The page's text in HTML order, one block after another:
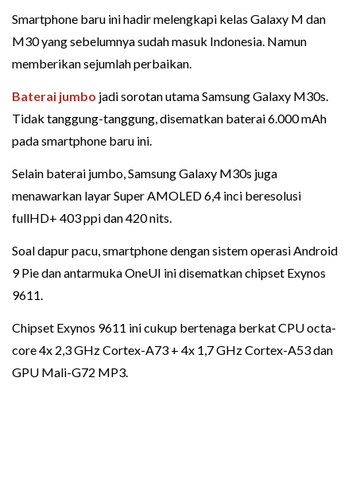
Smartphone baru ini hadir melengkapi kelas Galaxy M dan
M30 yang sebelumnya sudah masuk Indonesia. Namun
memberikan sejumlah perbaikan.
Baterai jumbo jadi sorotan utama Samsung Galaxy M30s.
Tidak tanggung-tanggung, disematkan baterai 6.000 mAh
pada smartphone baru ini.
Selain baterai jumbo, Samsung Galaxy M30s juga
menawarkan layar Super AMOLED 6,4 inci beresolusi
fullHD+ 403 ppi dan 420 nits.
Soal dapur pacu, smartphone dengan sistem operasi Android
9 Pie dan antarmuka OneUI ini disematkan chipset Exynos
9611.
Chipset Exynos 9611 ini cukup bertenaga berkat CPU octa-
core 4x 2,3 GHz Cortex-A73 + 4x 1,7 GHz Cortex-A53 dan
GPU Mali-G72 MP3.